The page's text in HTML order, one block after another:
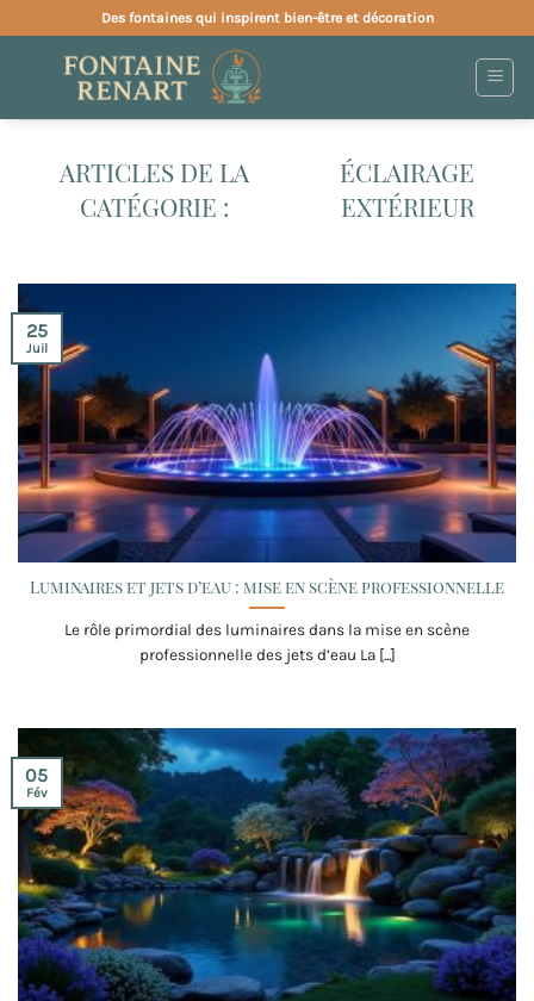
au
contenu
Des fontaines qui inspirent bien-être et décoration
ÉCLAIRAGE
EXTÉRIEUR
Luminaires et jets d’eau : mise en scène professionnelle
Le rôle primordial des luminaires dans la mise en scène
professionnelle des jets d’eau La [...]
25
Juil
05
Fév